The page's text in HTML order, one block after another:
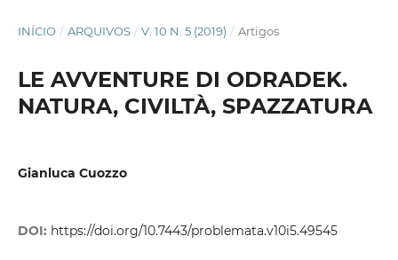
INÍCIO / ARQUIVOS / V. 10 N. 5 (2019) / Artigos
LE AVVENTURE DI ODRADEK.
NATURA, CIVILTÀ, SPAZZATURA
Gianluca Cuozzo
DOI: https://doi.org/10.7443/problemata.v10i5.49545